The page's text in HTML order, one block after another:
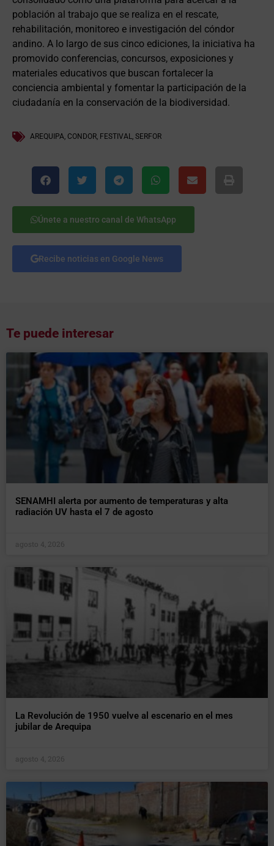
población al trabajo que se realiza en el rescate,
rehabilitación, monitoreo e investigación del cóndor
andino. A lo largo de sus cinco ediciones, la iniciativa ha
promovido conferencias, concursos, exposiciones y
materiales educativos que buscan fortalecer la
conciencia ambiental y fomentar la participación de la
ciudadanía en la conservación de la biodiversidad.
AREQUIPA, CONDOR, FESTIVAL, SERFOR
Únete a nuestro canal de WhatsApp
Recibe noticias en Google News
Te puede interesar
SENAMHI alerta por aumento de temperaturas y alta
radiación UV hasta el 7 de agosto
agosto 4, 2026
La Revolución de 1950 vuelve al escenario en el mes
jubilar de Arequipa
agosto 4, 2026